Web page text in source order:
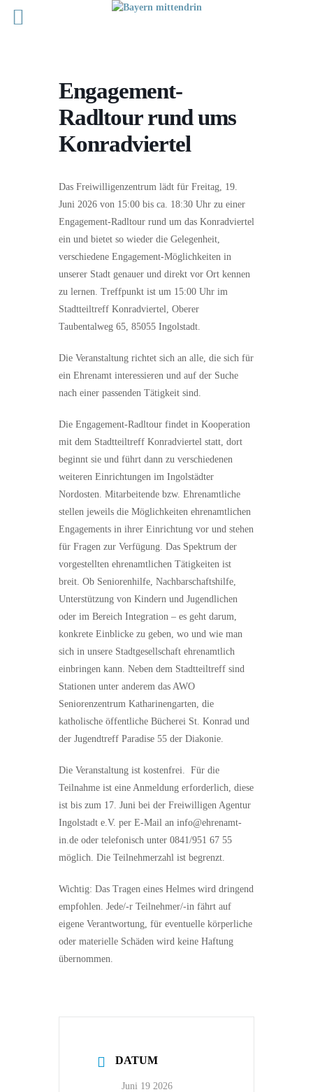
Engagement-
Radltour rund ums
Konradviertel
Das Freiwilligenzentrum lädt für Freitag, 19.
Juni 2026 von 15:00 bis ca. 18:30 Uhr zu einer
Engagement-Radltour rund um das Konradviertel
ein und bietet so wieder die Gelegenheit,
verschiedene Engagement-Möglichkeiten in
unserer Stadt genauer und direkt vor Ort kennen
zu lernen. Treffpunkt ist um 15:00 Uhr im
Stadtteiltreff Konradviertel, Oberer
Taubentalweg 65, 85055 Ingolstadt.
Die Veranstaltung richtet sich an alle, die sich für
ein Ehrenamt interessieren und auf der Suche
nach einer passenden Tätigkeit sind.
Die Engagement-Radltour findet in Kooperation
mit dem Stadtteiltreff Konradviertel statt, dort
beginnt sie und führt dann zu verschiedenen
weiteren Einrichtungen im Ingolstädter
Nordosten. Mitarbeitende bzw. Ehrenamtliche
stellen jeweils die Möglichkeiten ehrenamtlichen
Engagements in ihrer Einrichtung vor und stehen
für Fragen zur Verfügung. Das Spektrum der
vorgestellten ehrenamtlichen Tätigkeiten ist
breit. Ob Seniorenhilfe, Nachbarschaftshilfe,
Unterstützung von Kindern und Jugendlichen
oder im Bereich Integration – es geht darum,
konkrete Einblicke zu geben, wo und wie man
sich in unsere Stadtgesellschaft ehrenamtlich
einbringen kann. Neben dem Stadtteiltreff sind
Stationen unter anderem das AWO
Seniorenzentrum Katharinengarten, die
katholische öffentliche Bücherei St. Konrad und
der Jugendtreff Paradise 55 der Diakonie.
Die Veranstaltung ist kostenfrei. Für die
Teilnahme ist eine Anmeldung erforderlich, diese
ist bis zum 17. Juni bei der Freiwilligen Agentur
Ingolstadt e.V. per E-Mail an info@ehrenamt-
in.de oder telefonisch unter 0841/951 67 55
möglich. Die Teilnehmerzahl ist begrenzt.
Wichtig: Das Tragen eines Helmes wird dringend
empfohlen. Jede/-r Teilnehmer/-in fährt auf
eigene Verantwortung, für eventuelle körperliche
oder materielle Schäden wird keine Haftung
übernommen.
DATUM
Juni 19 2026